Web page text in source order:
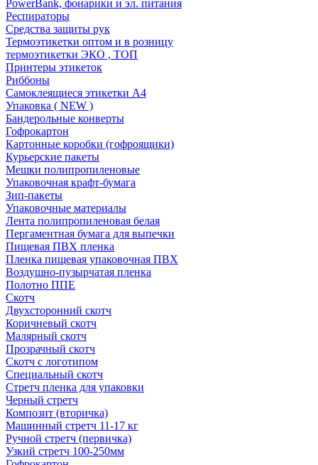
PowerBank, фонарики и эл. питания
Респираторы
Средства защиты рук
Термоэтикетки оптом и в розницу
термоэтикетки ЭКО , ТОП
Принтеры этикеток
Риббоны
Самоклеящиеся этикетки А4
Упаковка ( NEW )
Бандерольные конверты
Гофрокартон
Картонные коробки (гофроящики)
Курьерские пакеты
Мешки полипропиленовые
Упаковочная крафт-бумага
Зип-пакеты
Упаковочные материалы
Лента полипропиленовая белая
Пергаментная бумага для выпечки
Пищевая ПВХ пленка
Пленка пищевая упаковочная ПВХ
Воздушно-пузырчатая пленка
Полотно ППЕ
Скотч
Двухсторонний скотч
Коричневый скотч
Малярный скотч
Прозрачный скотч
Скотч с логотипом
Специальный скотч
Стретч пленка для упаковки
Черный стретч
Композит (вторичка)
Машинный стретч 11-17 кг
Ручной стретч (первичка)
Узкий стретч 100-250мм